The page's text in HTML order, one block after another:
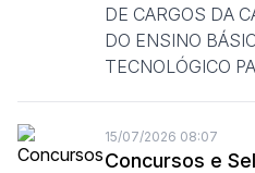
DE CARGOS DA
DO ENSINO
TECNOLÓGICO
15/07/2026 08:07
Concursos e